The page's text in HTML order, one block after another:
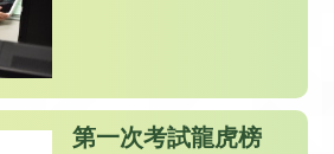
第一次考試龍虎榜